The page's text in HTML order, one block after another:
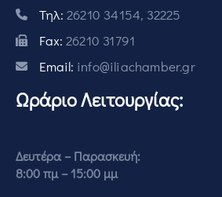
Τηλ: 26210 34154, 32225
Fax: 26210 31791
Email: info@iliachamber.gr
Ωράριο Λειτουργίας:
Δευτέρα – Παρασκευή:
8:00 πμ – 15:00 μμ